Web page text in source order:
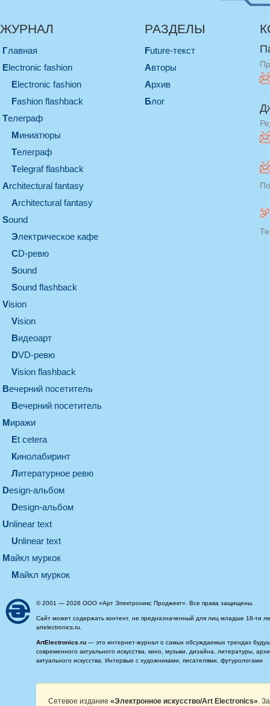
ЖУРНАЛ
Главная
electronic fashion
electronic fashion
Fashion flashback
телеграф
миниатюры
телеграф
Telegraf flashback
architectural fantasy
architectural fantasy
sound
электрическое кафе
CD-ревю
sound
Sound flashback
vision
vision
видеоарт
DVD-ревю
Vision flashback
вечерний посетитель
вечерний посетитель
миражи
et cetera
кинолабиринт
литературное ревю
design-альбом
design-альбом
unlinear text
Unlinear text
майкл муркок
майкл муркок
РАЗДЕЛЫ
Future-текст
Авторы
Архив
Блог
© 2001 — 2026 ООО «Арт Электроникс Проджект». Все права защищены.
Сайт может содержать контент, не предназначенный для лиц младше 18-ти
artelectronics.ru.
ArtElectronics.ru — это интернет-журнал о самых обсуждаемых трендах
современного актуального искусства, кино, музыки, дизайна, литературы,
актуального искусства. Интервью с художниками, писателями, футурологами
Сетевое издание «Электронное искусство/Art Electronics» .